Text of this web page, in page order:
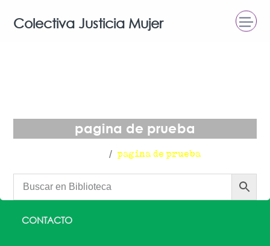
Colectiva Justicia Mujer
pagina de prueba
pagina de prueba
CONTACTO